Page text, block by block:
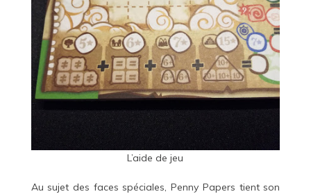
L’aide de jeu
Au sujet des faces spéciales, Penny Papers tient son